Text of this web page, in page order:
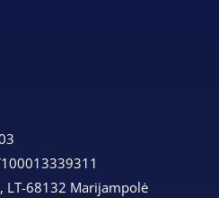
LT-68132 Marijampolė